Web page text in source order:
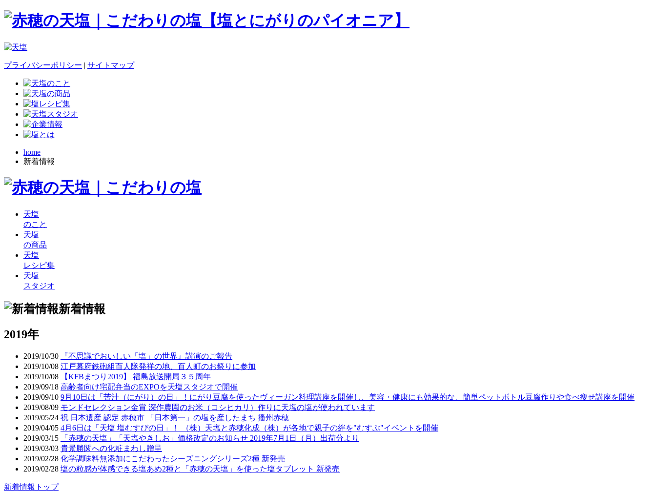
プライバシーポリシー | サイトマップ
home
新着情報
天塩
のこと
天塩
の商品
天塩
レシピ集
天塩
スタジオ
新着情報
2019年
2019/10/30
『不思議でおいしい「塩」の世界』講演のご報告
2019/10/08 江戸幕府鉄砲組百人隊発祥の地、百人町のお祭りに参加
2019/10/08
【KFBまつり2019】 福島放送開局３５周年
2019/09/18 高齢者向け宅配弁当のEXPOを天塩スタジオで開催
2019/09/10 9月10日は「苦汁（にがり）の日」！にがり豆腐を使ったヴィーガン料理講座を開催し、美容・健康にも効果的な、簡単ペットボトル豆腐作りや食べ痩せ講座を開催
2019/08/09 モンドセレクション金賞 深作農園のお米（コシヒカリ）作りに天塩の塩が使われています
2019/05/24 祝 日本遺産 認定 赤穂市 「日本第一」の塩を産したまち 播州赤穂
2019/04/05 4月6日は「天塩 塩むすびの日」！ （株）天塩と赤穂化成（株）が各地で親子の絆を"むすぶ"イベントを開催
2019/03/15
「赤穂の天塩」「天塩やきしお」価格改定のお知らせ 2019年7月1日（月）出荷分より
2019/03/03 貴景勝関への化粧まわし贈呈
2019/02/28 化学調味料無添加にこだわったシーズニングシリーズ2種 新発売
2019/02/28 塩の粒感が体感できる塩あめ2種と「赤穂の天塩」を使った塩タブレット 新発売
新着情報トップ